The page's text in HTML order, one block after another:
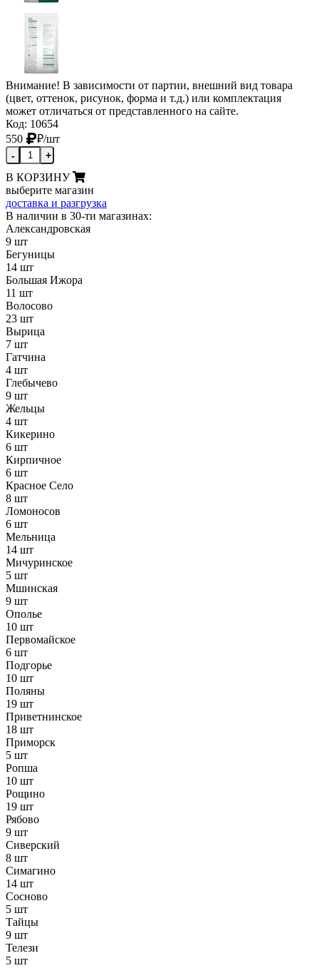
Внимание! В зависимости от партии, внешний вид товара
(цвет, оттенок, рисунок, форма и т.д.) или комплектация
может отличаться от представленного на сайте.
Код: 10654
550
₽/шт
- +
В КОРЗИНУ
выберите магазин
доставка и разгрузка
В наличии в 30-ти магазинах:
Александровская
9 шт
Бегуницы
14 шт
Большая Ижора
11 шт
Волосово
23 шт
Вырица
7 шт
Гатчина
4 шт
Глебычево
9 шт
Жельцы
4 шт
Кикерино
6 шт
Кирпичное
6 шт
Красное Село
8 шт
Ломоносов
6 шт
Мельница
14 шт
Мичуринское
5 шт
Мшинская
9 шт
Ополье
10 шт
Первомайское
6 шт
Подгорье
10 шт
Поляны
19 шт
Приветнинское
18 шт
Приморск
5 шт
Ропша
10 шт
Рощино
19 шт
Рябово
9 шт
Сиверский
8 шт
Симагино
14 шт
Сосново
5 шт
Тайцы
9 шт
Телези
5 шт